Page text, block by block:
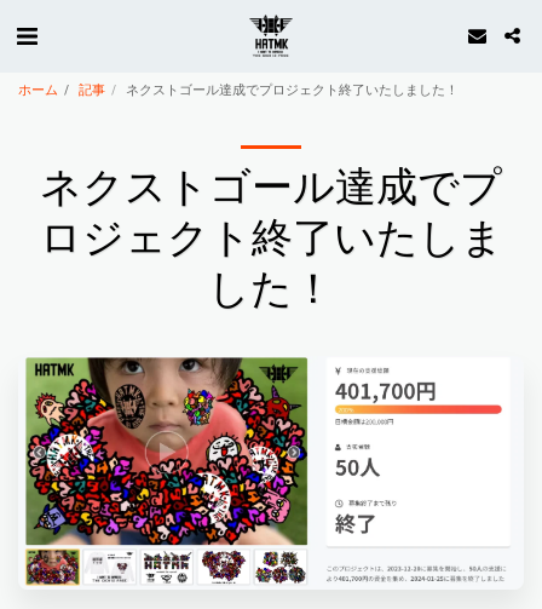
ホーム 記事 ネクストゴール達成でプロジェクト終了いたしました！
ネクストゴール達成でプ
ロジェクト終了いたしま
した！